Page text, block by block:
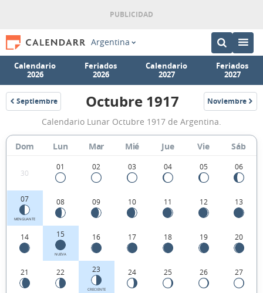
Argentina
Calendario
2026
Feriados
2026
Calendario
2027
Feriados
2027
Septiembre
1917
Calendario
Lunar
Octubre
1917
de
Argentina.
Octubre 1917 Noviembre
1917
Calendario Lunar Octubre 1917 de Argentina.
Dom Lun Mar Mié Jue Vie Sáb
30
01 02 03 04 05 06
07
MENGUANTE
08 09 10 11 12 13
14 15
NUEVA
16 17 18 19 20
21 22 23
CRECIENTE
24 25 26 27